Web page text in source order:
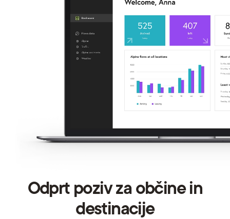
Odprt poziv za občine in
destinacije